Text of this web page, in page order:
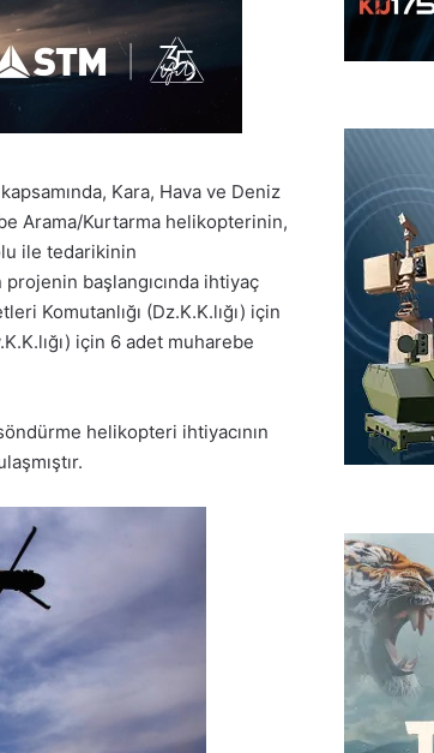
Kara, Hava ve Deniz
Arama/Kurtarma helikopterinin,
ile tedarikinin
başlangıcında ihtiyaç
Komutanlığı (Dz.K.K.lığı) için
için 6 adet muharebe
helikopteri ihtiyacının